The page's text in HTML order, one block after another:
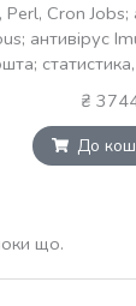
Perl, Cron
антивірус
₴
До
що.